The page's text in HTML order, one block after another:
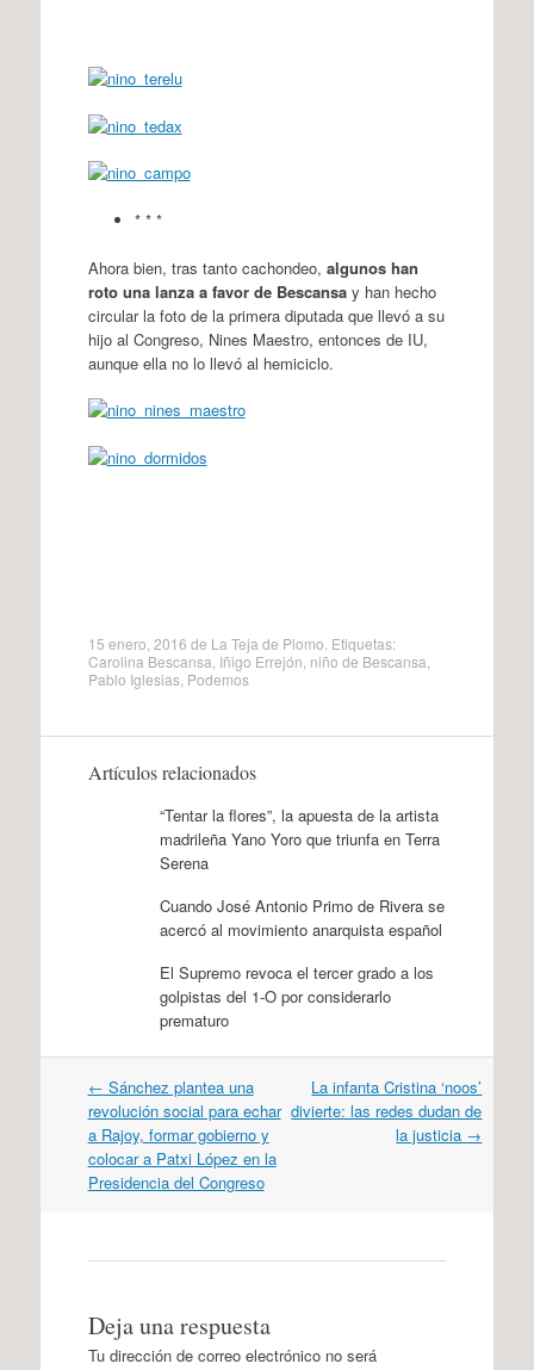
* * *
Ahora bien, tras tanto cachondeo, algunos han
roto una lanza a favor de Bescansay han hecho
circular la foto de la primera diputada que llevó a su
hijo al Congreso, Nines Maestro, entonces de IU,
aunque ella no lo llevó al hemiciclo.
15 enero, 2016 de La Teja de Plomo . Etiquetas:
Carolina Bescansa Iñigo Errejón niño de Bescansa
Pablo Iglesias, Podemos
Artículos relacionados
“Tentar la flores”, la apuesta de la artista
madrileña Yano Yoro que triunfa en Terra
Serena
Cuando José Antonio Primo de Rivera se
acercó al movimiento anarquista español
El Supremo revoca el tercer grado a los
golpistas del 1-O por considerarlo
prematuro
Navegación
por
artículos
← Sánchez plantea una
revolución social para echar
a Rajoy, formar gobierno y
colocar a Patxi López en la
Presidencia del Congreso
La infanta Cristina ‘noos’
divierte: las redes dudan de
la justicia →
Deja una respuesta
Tu dirección de correo electrónico no será